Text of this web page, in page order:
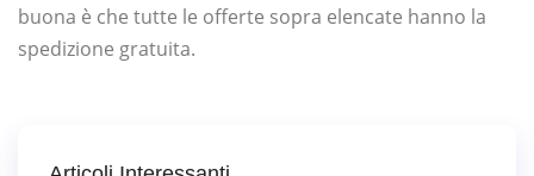
buona è che tutte le offerte sopra elencate hanno la
spedizione gratuita.